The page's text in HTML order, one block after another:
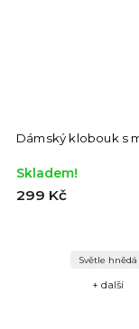
Dámský klobouk s
Skladem!
299 Kč
Světle hnědá
+ další